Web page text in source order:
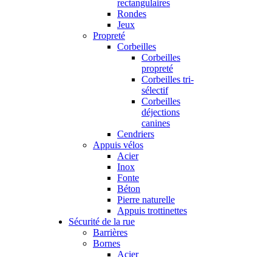
rectangulaires
Rondes
Jeux
Propreté
Corbeilles
Corbeilles
propreté
Corbeilles tri-
sélectif
Corbeilles
déjections
canines
Cendriers
Appuis vélos
Acier
Inox
Fonte
Béton
Pierre naturelle
Appuis trottinettes
Sécurité de la rue
Barrières
Bornes
Acier